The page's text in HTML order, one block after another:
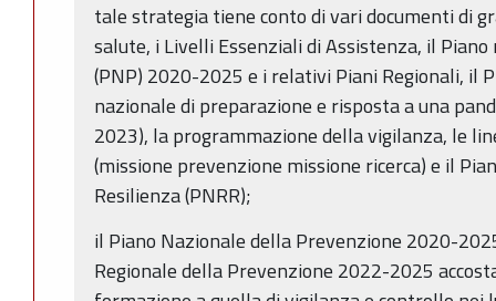
tale strategia tiene conto di vari documenti di
salute, i Livelli Essenziali di Assistenza, il
(PNP) 2020-2025 e i relativi Piani Regionali, il
nazionale di preparazione e risposta a una
2023), la programmazione della vigilanza, le
(missione prevenzione missione ricerca) e il
Resilienza (PNRR);
il Piano Nazionale della Prevenzione 2020-
Regionale della Prevenzione 2022-2025